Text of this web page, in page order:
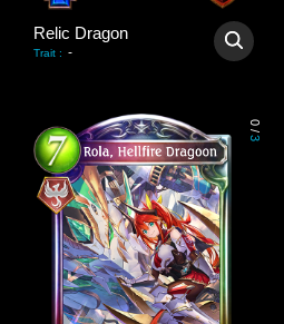
Relic Dragon
Trait : -
0
/
3